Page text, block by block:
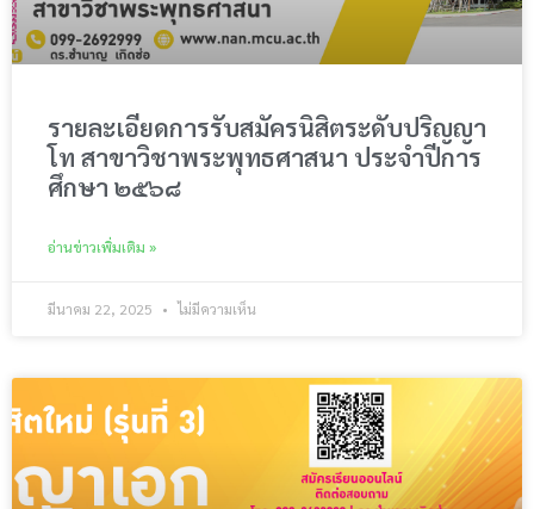
รายละเอียดการรับสมัครนิสิตระดับปริญญา
โท สาขาวิชาพระพุทธศาสนา ประจำปีการ
ศึกษา ๒๕๖๘
อ่านข่าวเพิ่มเติม »
มีนาคม 22, 2025 ไม่มีความเห็น